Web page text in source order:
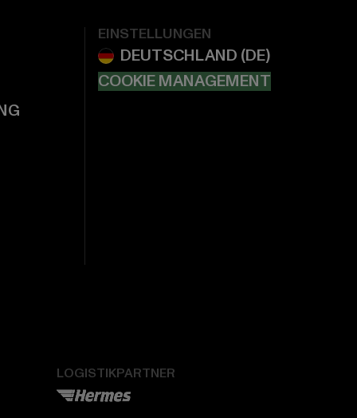
EINSTELLUNGEN
COOKIE MANAGEMENT
LOGISTIKPARTNER